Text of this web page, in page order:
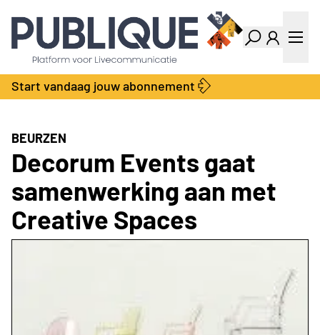
Industry Dashboard
Vacatures
Kalender
Producten
Bedrijvengids
Locatie Finder
Contact
Adverteren
Abonnementen
Start vandaag jouw abonnement
BEURZEN
Decorum Events gaat
samenwerking aan met
Creative Spaces